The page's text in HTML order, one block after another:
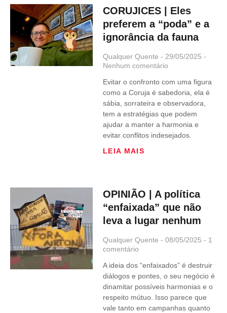
CORUJICES | Eles
preferem a “poda” e a
ignorância da fauna
Qualquer Quente
29/05/2025
Nenhum comentário
Evitar o confronto com uma figura
como a Coruja é sabedoria, ela é
sábia, sorrateira e observadora,
tem a estratégias que podem
ajudar a manter a harmonia e
evitar conflitos indesejados.
LEIA MAIS
OPINIÃO | A política
“enfaixada” que não
leva a lugar nenhum
Qualquer Quente 08/05/2025
1
comentário
A ideia dos “enfaixados” é destruir
diálogos e pontes, o seu negócio é
dinamitar possíveis harmonias e o
respeito mútuo. Isso parece que
vale tanto em campanhas quanto